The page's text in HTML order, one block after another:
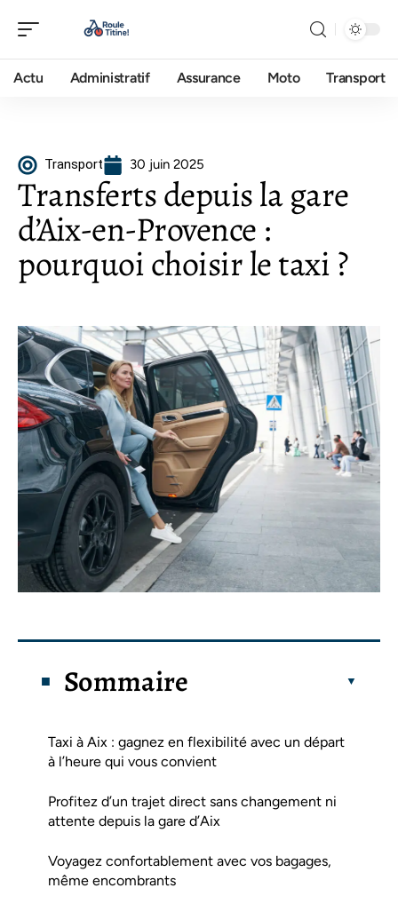
Actu Administratif Assurance Moto Transport
Transport 30 juin 2025
Transferts depuis la gare
d’Aix-en-Provence :
pourquoi choisir le taxi ?
Sommaire
Taxi à Aix : gagnez en flexibilité avec un départ
à l’heure qui vous convient
Profitez d’un trajet direct sans changement ni
attente depuis la gare d’Aix
Voyagez confortablement avec vos bagages,
même encombrants